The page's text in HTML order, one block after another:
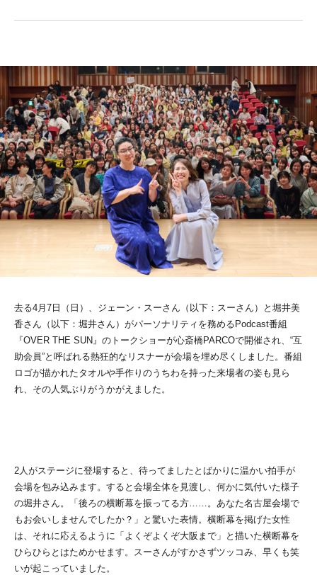
去る4月7日（日）、ジェーン・スーさん（以下：スーさん）と堀井美
香さん（以下：堀井さん）がパーソナリティを務めるPodcast番組
『OVER THE SUN』のトークショーが心斎橋PARCOで開催され、“互
助会員”と呼ばれる熱狂的なリスナーが会場を埋め尽くしました。番組
ロゴが描かれたタオルや手作りのうちわを持った来場者の姿も見ら
れ、その人気ぶりがうかがえました。
2人がステージに登場すると、待ってましたとばかりに温かい拍手が
会場を包み込みます。すると会場全体を見渡し、何かに気付いた様子
の堀井さん。「後ろの横断幕を振ってる方……。あなた名古屋会場で
もお会いしませんでしたか？」と驚いた表情。横断幕を掲げた女性
は、それに応えるように「よくぞよくぞ大阪まで」と描いた横断幕を
ひらひらとはためかせます。スーさんがすかさずツッコみ、早くも笑
いが起こっていました。